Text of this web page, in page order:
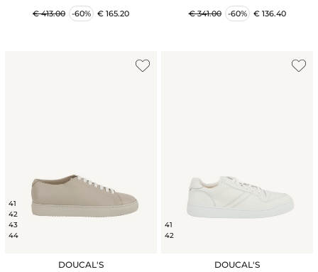
pelle nera modello Derby a cinque
fori
€ 413.00 -60% € 165.20
bianca
€ 341.00
-60% € 136.40
41
42
43
44
DOUCAL'S
41
42
DOUCAL'S